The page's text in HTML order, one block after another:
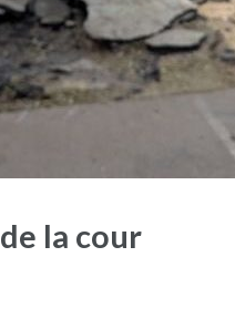
la cour